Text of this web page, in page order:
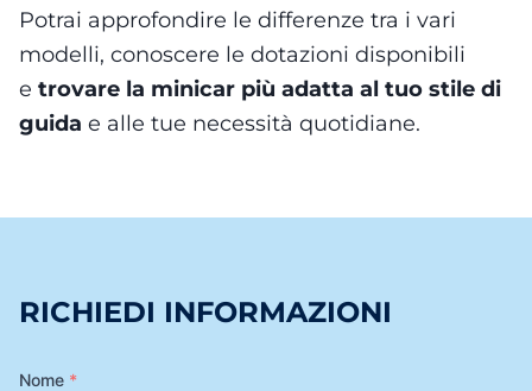
Potrai approfondire le differenze tra i vari
modelli, conoscere le dotazioni disponibili
e trovare la minicar più adatta al tuo stile di
guida e alle tue necessità quotidiane.
RICHIEDI INFORMAZIONI
Nome *